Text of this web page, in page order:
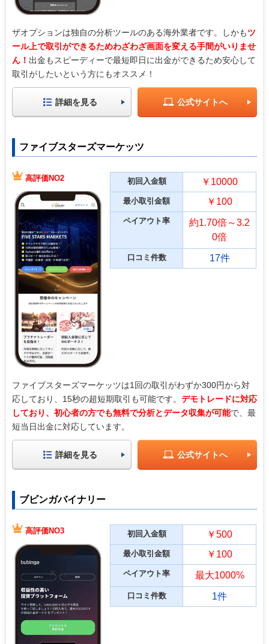
ザオプションは独自の分析ツールのある海外業者です。しかもツ
ール上で取引ができるためわざわざ画面を変える手間がいりませ
ん！ 出金もスピーディーで最短即日に出金ができるため安心して
取引がしたいという方にもオススメ！
詳細を見る 公式サイトへ
ファイブスターズマーケッツ
高評価NO2 初回入金額 ￥10000
最小取引金額 ￥100
ペイアウト率
約1.70倍～3.2
0倍
口コミ件数 17件
ファイブスターズマーケッツは1回の取引がわずか300円から対
応しており、15秒の超短期取引も可能です。 デモトレードに対応
しており、初心者の方でも無料で分析とデータ収集が可能で、最
短当日出金に対応しています。
詳細を見る 公式サイトへ
ブビンガバイナリー
高評価NO3 初回入金額 ￥500
最小取引金額 ￥100
ペイアウト率 最大1000%
口コミ件数 1件